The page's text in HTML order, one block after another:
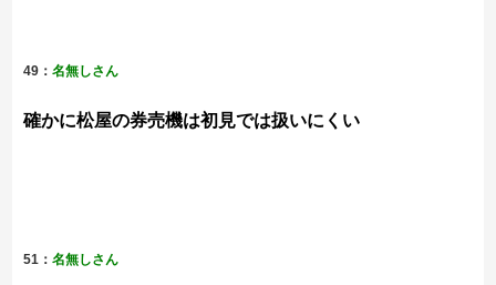
49：名無しさん
確かに松屋の券売機は初見では扱いにくい
51：名無しさん